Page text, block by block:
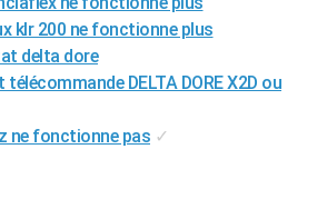
klr 200 ne fonctionne plus
delta dore
DELTA DORE X2D ou
ne fonctionne pas ✓